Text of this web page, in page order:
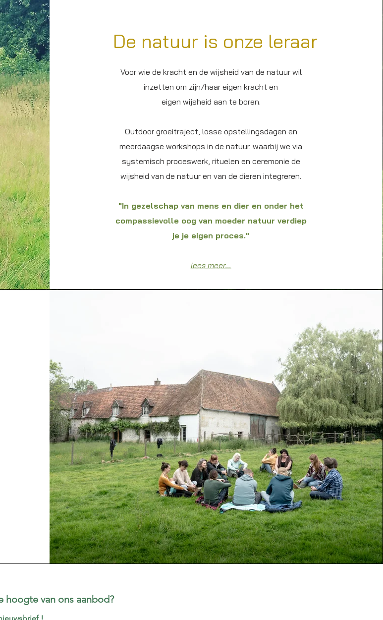
De natuur is onze leraar
Voor wie de kracht en de wijsheid van de natuur wil
inzetten om zijn/haar eigen kracht en
eigen wijsheid aan te boren.
Outdoor groeitraject, losse opstellingsdagen en
meerdaagse workshops in de natuur. waarbij we via
systemisch proceswerk, rituelen en ceremonie de
wijsheid van de natuur en van de dieren integreren.
"In gezelschap van mens en dier en onder het
compassievolle oog van moeder natuur verdiep
je je eigen proces."
lees meer...
hoogte van ons aanbod?